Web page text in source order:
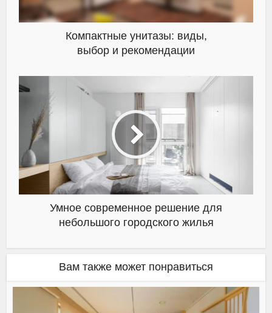
Компактные унитазы: виды,
выбор и рекомендации
Умное современное решение для
небольшого городского жилья
Вам также может понравиться